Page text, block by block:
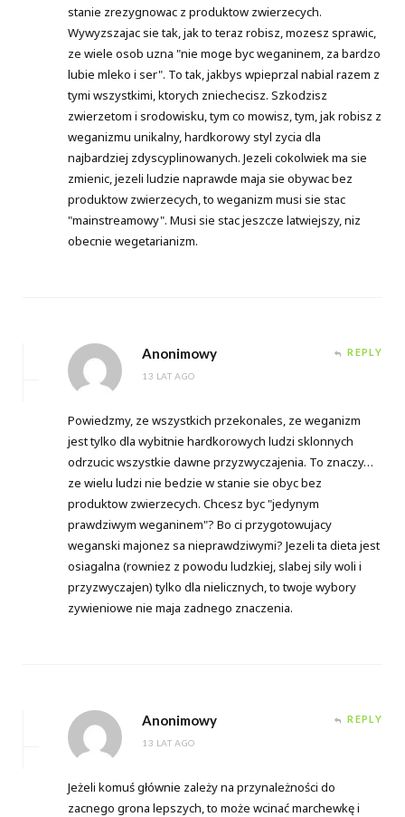
stanie zrezygnowac z produktow zwierzecych.
Wywyzszajac sie tak, jak to teraz robisz, mozesz sprawic,
ze wiele osob uzna "nie moge byc weganinem, za bardzo
lubie mleko i ser". To tak, jakbys wpieprzal nabial razem z
tymi wszystkimi, ktorych zniechecisz. Szkodzisz
zwierzetom i srodowisku, tym co mowisz, tym, jak robisz z
weganizmu unikalny, hardkorowy styl zycia dla
najbardziej zdyscyplinowanych. Jezeli cokolwiek ma sie
zmienic, jezeli ludzie naprawde maja sie obywac bez
produktow zwierzecych, to weganizm musi sie stac
"mainstreamowy". Musi sie stac jeszcze latwiejszy, niz
obecnie wegetarianizm.
Anonimowy
13 LAT AGO
REPLY
Powiedzmy, ze wszystkich przekonales, ze weganizm
jest tylko dla wybitnie hardkorowych ludzi sklonnych
odrzucic wszystkie dawne przyzwyczajenia. To znaczy…
ze wielu ludzi nie bedzie w stanie sie obyc bez
produktow zwierzecych. Chcesz byc "jedynym
prawdziwym weganinem"? Bo ci przygotowujacy
weganski majonez sa nieprawdziwymi? Jezeli ta dieta jest
osiagalna (rowniez z powodu ludzkiej, slabej sily woli i
przyzwyczajen) tylko dla nielicznych, to twoje wybory
zywieniowe nie maja zadnego znaczenia.
Anonimowy
13 LAT AGO
REPLY
Jeżeli komuś głównie zależy na przynależności do
zacnego grona lepszych, to może wcinać marchewkę i